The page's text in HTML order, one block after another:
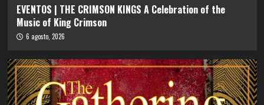
EVENTOS | THE CRIMSON KINGS A Celebration of the
Music of King Crimson
6 agosto, 2026